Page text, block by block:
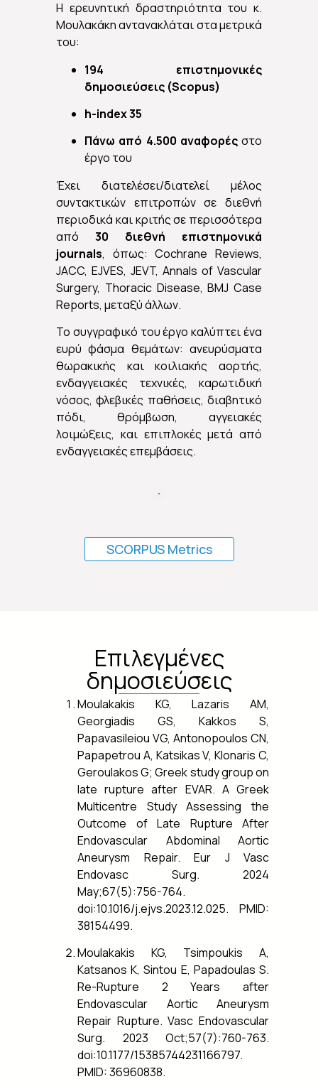
Η ερευνητική δραστηριότητα του κ.
Μουλακάκη αντανακλάται στα μετρικά
του:
194 επιστημονικές
δημοσιεύσεις (Scopus)
h-index 35
Πάνω από 4.500 αναφορέςστο
έργο του
Έχει διατελέσει/διατελεί μέλος
συντακτικών επιτροπών σε διεθνή
περιοδικά και κριτής σε περισσότερα
από 30 διεθνή επιστημονικά
journals, όπως: Cochrane Reviews,
JACC, EJVES, JEVT, Annals of Vascular
Surgery, Thoracic Disease, BMJ Case
Reports, μεταξύ άλλων.
Το συγγραφικό του έργο καλύπτει ένα
ευρύ φάσμα θεμάτων: ανευρύσματα
θωρακικής και κοιλιακής αορτής,
ενδαγγειακές τεχνικές, καρωτιδική
νόσος, φλεβικές παθήσεις, διαβητικό
πόδι, θρόμβωση, αγγειακές
λοιμώξεις, και επιπλοκές μετά από
ενδαγγειακές επεμβάσεις.
SCORPUS Metrics
Επιλεγμένες
δημοσιεύσεις
Moulakakis KG, Lazaris AM,
Georgiadis GS, Kakkos S,
Papavasileiou VG, Antonopoulos CN,
Papapetrou A, Katsikas V, Klonaris C,
Geroulakos G; Greek study group on
late rupture after EVAR. A Greek
Multicentre Study Assessing the
Outcome of Late Rupture After
Endovascular Abdominal Aortic
Aneurysm Repair. Eur J Vasc
Endovasc Surg. 2024
May;67(5):756-764.
doi:10.1016/j.ejvs.2023.12.025. PMID:
38154499.
Moulakakis KG, Tsimpoukis A,
Katsanos K, Sintou E, Papadoulas S.
Re-Rupture 2 Years after
Endovascular Aortic Aneurysm
Repair Rupture. Vasc Endovascular
Surg. 2023 Oct;57(7):760-763.
doi:10.1177/15385744231166797.
PMID: 36960838.